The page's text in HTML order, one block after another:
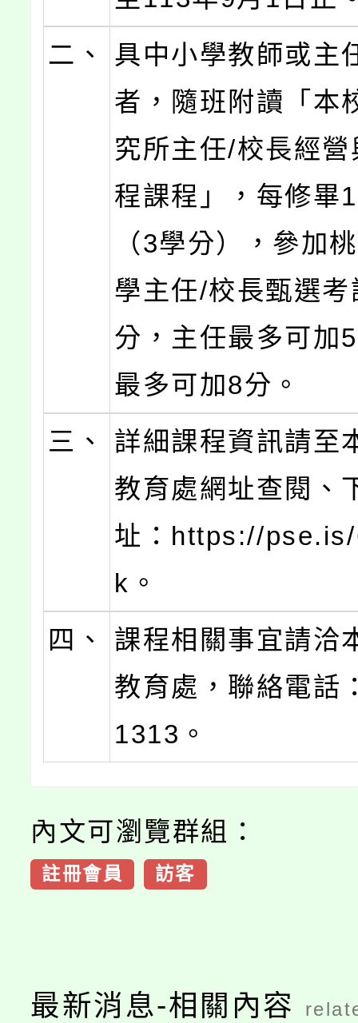
二、
具中小學教師或主
者，隨班附讀「本
究所主任/校長經
程課程」，每修畢
（3學分），參加
學主任/校長甄選
分，主任最多可加
最多可加8分。
三、
詳細課程資訊請至
教育處網址查閱、
址：https://
k。
四、
課程相關事宜請洽
教育處，聯絡電話
1313。
內文可瀏覽群組：
註冊會員 訪客
最新消息-相關內容